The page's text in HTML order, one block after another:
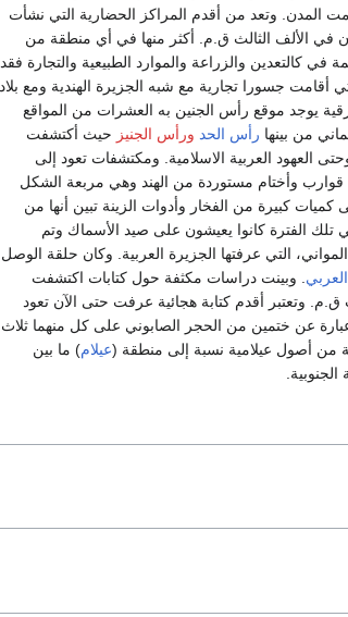
المدن. وتعد من أقدم المراكز الحضارية التي نشأت
في الألف الثالث ق.م. أكثر منها في أي منطقة من
كالتعدين والزراعة والموارد الطبيعية والتجارة فقد
جسورا تجارية مع شبه الجزيرة الهندية ومع بلاد
يوجد موقع رأس الجنين به العشرات من المواقع
من بينها رأس الحد ورأس الجنيز حيث أكتشفت
العهود العربية الاسلامية. ومكتشفات تعود إلى
قوارب وأختام مستوردة من الهند وهي مربعة الشكل
كبيرة من الفخار وأدوات الزينة تبين أنها من
الفترة كانوا يعيشون على صيد الأسماك وتم
التي عرفتها الجزيرة العربية. وكان حلقة الوصل
. وبينت دراسات مكثفة حول كتابات اكتشفت
ق.م. وتعتبر أقدم كتابة هجائية عرفت حتى الآن تعود
عن ختمين من الحجر الصابوني على كل منهما ثلاث
من أصول عيلامية نسبة إلى منطقة (عيلام) ما بين